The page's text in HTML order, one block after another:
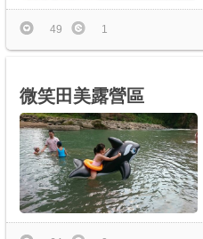
49 1
微笑田美露營區